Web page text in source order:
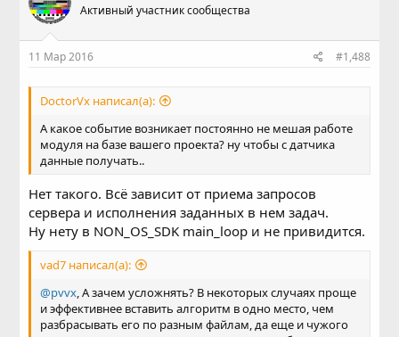
Активный участник сообщества
11 Мар 2016 #1,488
DoctorVx написал(а):
А какое событие возникает постоянно не мешая работе
модуля на базе вашего проекта? ну чтобы с датчика
данные получать..
Нет такого. Всё зависит от приема запросов
сервера и исполнения заданных в нем задач.
Ну нету в NON_OS_SDK main_loop и не привидится.
vad7 написал(а):
@pvvx, А зачем усложнять? В некоторых случаях проще
и эффективнее вставить алгоритм в одно место, чем
разбрасывать его по разным файлам, да еще и чужого